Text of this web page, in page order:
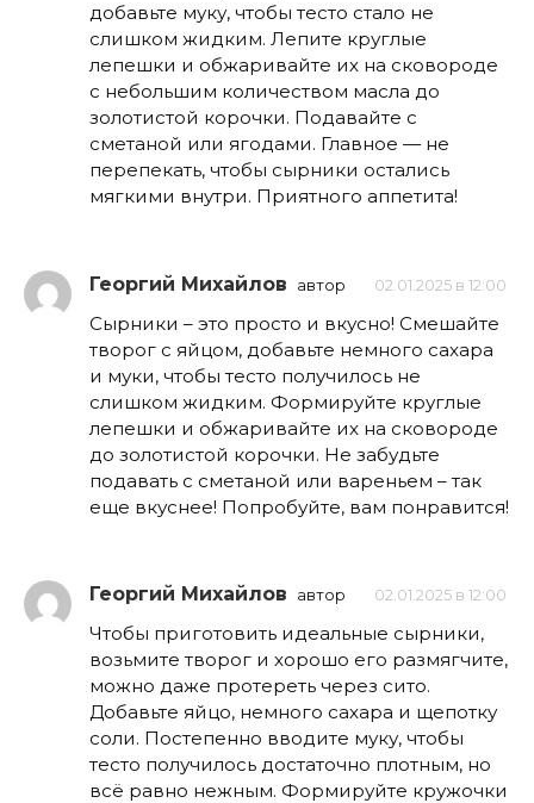
добавьте муку, чтобы тесто стало не
слишком жидким. Лепите круглые
лепешки и обжаривайте их на сковороде
с небольшим количеством масла до
золотистой корочки. Подавайте с
сметаной или ягодами. Главное — не
перепекать, чтобы сырники остались
мягкими внутри. Приятного аппетита!
Георгий Михайлов автор 02.01.2025 в 12:00
Сырники – это просто и вкусно! Смешайте
творог с яйцом, добавьте немного сахара
и муки, чтобы тесто получилось не
слишком жидким. Формируйте круглые
лепешки и обжаривайте их на сковороде
до золотистой корочки. Не забудьте
подавать с сметаной или вареньем – так
еще вкуснее! Попробуйте, вам понравится!
Георгий Михайлов автор 02.01.2025 в 12:00
Чтобы приготовить идеальные сырники,
возьмите творог и хорошо его размягчите,
можно даже протереть через сито.
Добавьте яйцо, немного сахара и щепотку
соли. Постепенно вводите муку, чтобы
тесто получилось достаточно плотным, но
всё равно нежным. Формируйте кружочки